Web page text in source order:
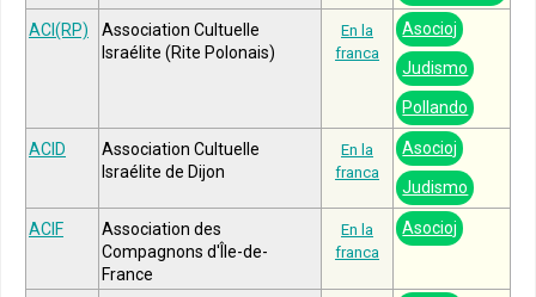
ACI(RP)
Association Cultuelle
Israélite (Rite Polonais)
En la
franca
Asocioj
Judismo
Pollando
ACID
Association Cultuelle
Israélite de Dijon
En la
franca
Asocioj
Judismo
ACIF
Association des
Compagnons d'Île-de-
France
En la
franca
Asocioj